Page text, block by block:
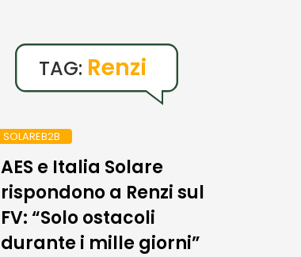
TAG: Renzi
SOLAREB2B
AES e Italia Solare
rispondono a Renzi sul
FV: “Solo ostacoli
durante i mille giorni”